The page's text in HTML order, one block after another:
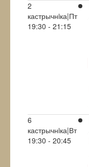
2
кастрычнiка|Пт
19:30 - 21:15
6
кастрычнiка|Вт
19:30 - 20:45